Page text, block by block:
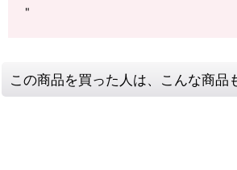
"
この商品を買った人は、こんな商品